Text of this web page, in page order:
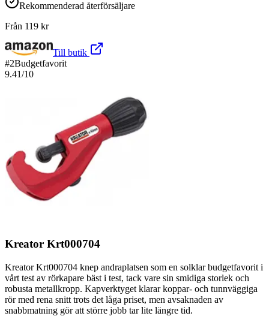
Rekommenderad återförsäljare
Från 119 kr
Till butik
#2Budgetfavorit
9.41/10
Kreator Krt000704
Kreator Krt000704 knep andraplatsen som en solklar budgetfavorit i
vårt test av rörkapare bäst i test, tack vare sin smidiga storlek och
robusta metallkropp. Kapverktyget klarar koppar- och tunnväggiga
rör med rena snitt trots det låga priset, men avsaknaden av
snabbmatning gör att större jobb tar lite längre tid.